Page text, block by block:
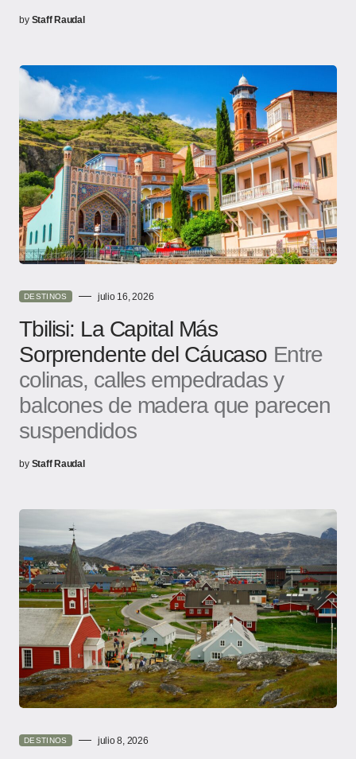
by Staff Raudal
DESTINOS julio 16, 2026
Tbilisi: La Capital Más
Sorprendente del Cáucaso Entre
colinas, calles empedradas y
balcones de madera que parecen
suspendidos
by Staff Raudal
DESTINOS julio 8, 2026